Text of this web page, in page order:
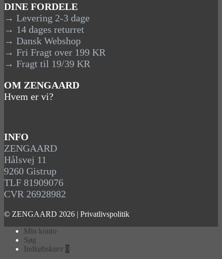
DINE FORDELE
→ Levering 2-3 dage
→ 14 dages returret
→ Dansk Webshop
→ Fri Fragt over 199 KR
→ Fragt til 19/39 KR
OM ZENGAARD
Hvem er vi?
INFO
ZENGAARD
Hålsvej 11
9260 Gistrup
TLF 81909076
CVR 26928982
© ZENGAARD 2026 | Privatlivspolitik
Min konto
Søg
Indkøbskurv 0